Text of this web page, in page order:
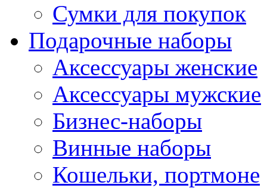
Сумки для покупок
Подарочные наборы
Аксессуары женские
Аксессуары мужские
Бизнес-наборы
Винные наборы
Кошельки, портмоне